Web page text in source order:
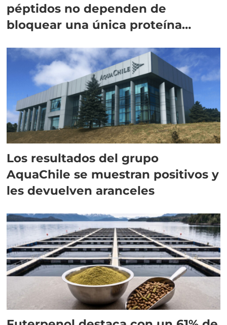
péptidos no dependen de
bloquear una única proteína
Los resultados del grupo
AquaChile se muestran positivos y
les devuelven aranceles